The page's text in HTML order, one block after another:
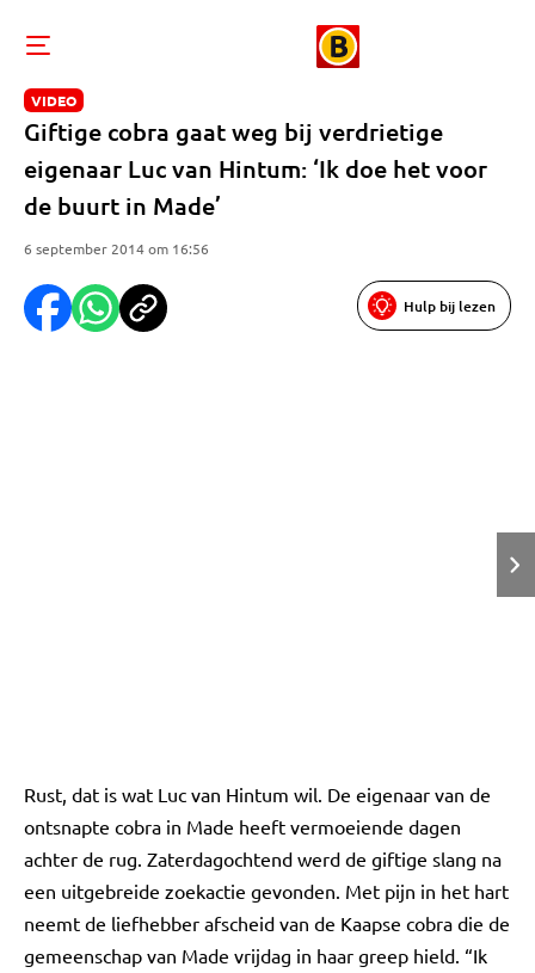
VIDEO
Giftige cobra gaat weg bij verdrietige
eigenaar Luc van Hintum: ‘Ik doe het voor
de buurt in Made’
6 september 2014 om 16:56
Hulp bij lezen
Rust, dat is wat Luc van Hintum wil. De eigenaar van de
ontsnapte cobra in Made heeft vermoeiende dagen
achter de rug. Zaterdagochtend werd de giftige slang na
een uitgebreide zoekactie gevonden. Met pijn in het hart
neemt de liefhebber afscheid van de Kaapse cobra die de
gemeenschap van Made vrijdag in haar greep hield. “Ik